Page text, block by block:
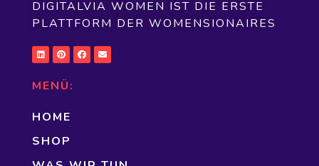
DIGITALVIA WOMEN IST DIE ERSTE
PLATTFORM DER WOMENSIONAIRES
MENÜ:
HOME
SHOP